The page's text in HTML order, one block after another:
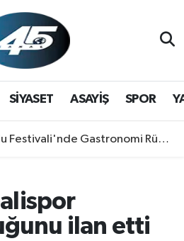
SİYASET ASAYİŞ SPOR
Rüzgarı: Lezzetin Yıldızı "Manisa Kebabı" Oldu!
ilan etti